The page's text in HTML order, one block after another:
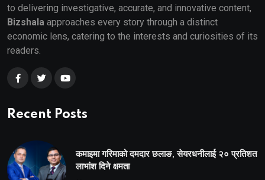
to delivering investigative, accurate, and innovative content,
Bizshala approaches every story through a distinct
economic lens, catering to the interests and curiosities of its
readers.
Recent Posts
कमाइमा गरिमाको दमदार छलाङ, सेयरधनीलाई २० प्रतिशत
लाभांश दिने क्षमता